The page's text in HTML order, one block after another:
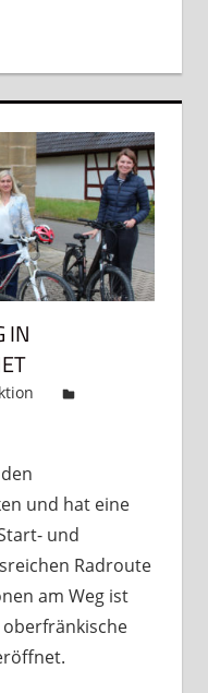
IN
und hat eine
und
Radroute
am Weg ist